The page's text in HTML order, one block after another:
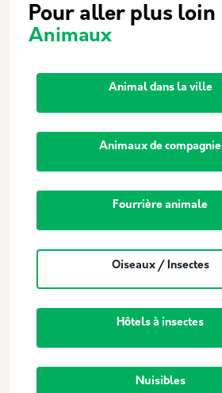
Pour aller plus loin
Animaux
Animal dans la ville
Animaux de compagnie
Fourrière animale
Oiseaux / Insectes
Hôtels à insectes
Nuisibles